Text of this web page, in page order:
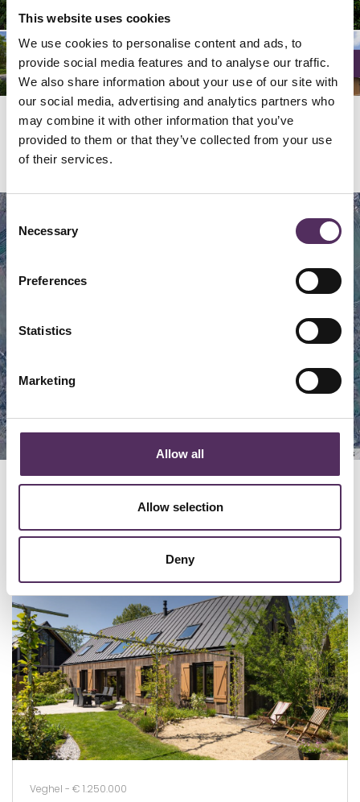
This website uses cookies
We use cookies to personalise content and ads, to
provide social media features and to analyse our traffic.
We also share information about your use of our site with
our social media, advertising and analytics partners who
may combine it with other information that you’ve
provided to them or that they’ve collected from your use
of their services.
Consent
Selection
Necessary
Preferences
Statistics
Marketing
Allow all
Allow selection
Deny
Locatie
Keyboard shortcuts Terms
Bekijk deze woningen ook eens.
Veghel - € 1.250.000